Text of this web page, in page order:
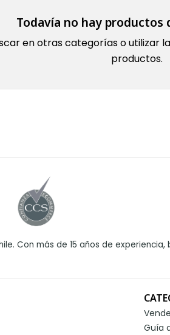
Todavía no hay productos
en otras categorías o utilizar
productos.
Con más de 15 años de
Guía